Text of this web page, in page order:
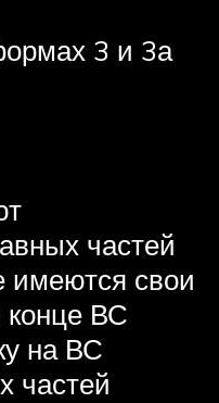
3 и 3а
частей
имеются свои
конце ВС
на ВС
частей